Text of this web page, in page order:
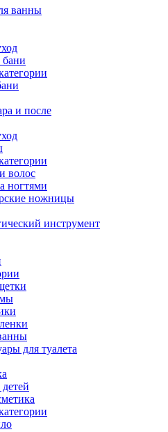
ванны
бани
и после
волос
ногтями
ножницы
инструмент
для туалета